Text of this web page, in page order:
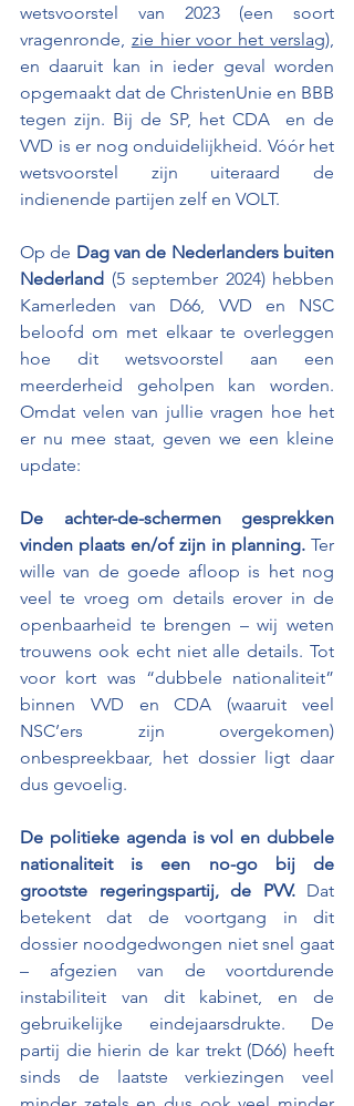
wetsvoorstel van 2023 (een soort
vragenronde, zie hier voor het verslag),
en daaruit kan in ieder geval worden
opgemaakt dat de ChristenUnie en BBB
tegen zijn. Bij de SP, het CDA  en de
VVD is er nog onduidelijkheid. Vóór het
wetsvoorstel zijn uiteraard de
indienende partijen zelf en VOLT.
Op de Dag van de Nederlanders buiten
Nederland (5 september 2024) hebben
Kamerleden van D66, VVD en NSC
beloofd om met elkaar te overleggen
hoe dit wetsvoorstel aan een
meerderheid geholpen kan worden.
Omdat velen van jullie vragen hoe het
er nu mee staat, geven we een kleine
update:
De achter-de-schermen gesprekken
vinden plaats en/of zijn in planning. Ter
wille van de goede afloop is het nog
veel te vroeg om details erover in de
openbaarheid te brengen – wij weten
trouwens ook echt niet alle details. Tot
voor kort was “dubbele nationaliteit”
binnen VVD en CDA (waaruit veel
NSC’ers zijn overgekomen)
onbespreekbaar, het dossier ligt daar
dus gevoelig.
De politieke agenda is vol en dubbele
nationaliteit is een no-go bij de
grootste regeringspartij, de PVV. Dat
betekent dat de voortgang in dit
dossier noodgedwongen niet snel gaat
– afgezien van de voortdurende
instabiliteit van dit kabinet, en de
gebruikelijke eindejaarsdrukte. De
partij die hierin de kar trekt (D66) heeft
sinds de laatste verkiezingen veel